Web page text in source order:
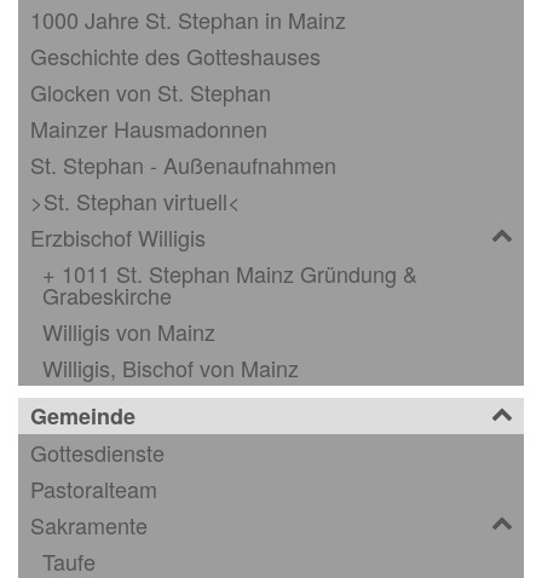
1000 Jahre St. Stephan in Mainz
Geschichte des Gotteshauses
Glocken von St. Stephan
Mainzer Hausmadonnen
St. Stephan - Außenaufnahmen
>St. Stephan virtuell<
Erzbischof Willigis
+ 1011 St. Stephan Mainz Gründung &
Grabeskirche
Willigis von Mainz
Willigis, Bischof von Mainz
Gemeinde
Gottesdienste
Pastoralteam
Sakramente
Taufe